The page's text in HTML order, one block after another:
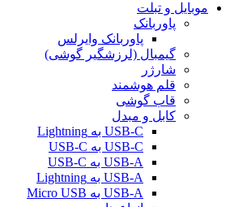
موبایل و تبلت
پاوربانک
پاوربانک وایرلس
گیمبال (لرزشگیر گوشی)
شارژر
قلم هوشمند
قاب گوشی
کابل و مبدل
USB-C به Lightning
USB-C به USB-C
USB-A به USB-C
USB-A به Lightning
USB-A به Micro USB